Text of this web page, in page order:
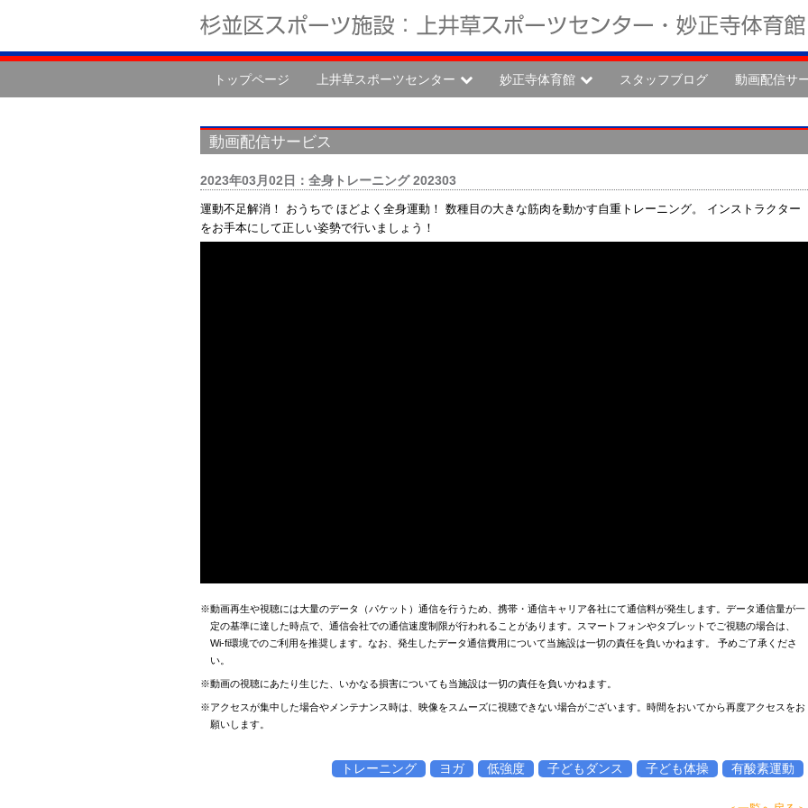
トップページ 上井草スポーツセンター 妙正寺体育館 スタッフブログ 動画配信サ
動画配信サービス
2023年03月02日：全身トレーニング 202303
運動不足解消！ おうちで ほどよく全身運動！ 数種目の大きな筋肉を動かす自重トレーニング。 インストラクター
をお手本にして正しい姿勢で行いましょう！
※動画再生や視聴には大量のデータ（パケット）通信を行うため、携帯・通信キャリア各社にて通信料が発生します。データ通信量が一
定の基準に達した時点で、通信会社での通信速度制限が行われることがあります。スマートフォンやタブレットでご視聴の場合は、
Wi-fi環境でのご利用を推奨します。なお、発生したデータ通信費用について当施設は一切の責任を負いかねます。 予めご了承くださ
い。
※動画の視聴にあたり生じた、いかなる損害についても当施設は一切の責任を負いかねます。
※アクセスが集中した場合やメンテナンス時は、映像をスムーズに視聴できない場合がございます。時間をおいてから再度アクセスをお
願いします。
トレーニング ヨガ 低強度 子どもダンス 子ども体操 有酸素運動